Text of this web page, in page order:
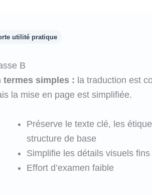
utilité pratique
B
termes simples : la traduction est
la mise en page est simplifiée.
Préserve le texte clé, les
structure de base
Simplifie les détails visuels
Effort d’examen faible